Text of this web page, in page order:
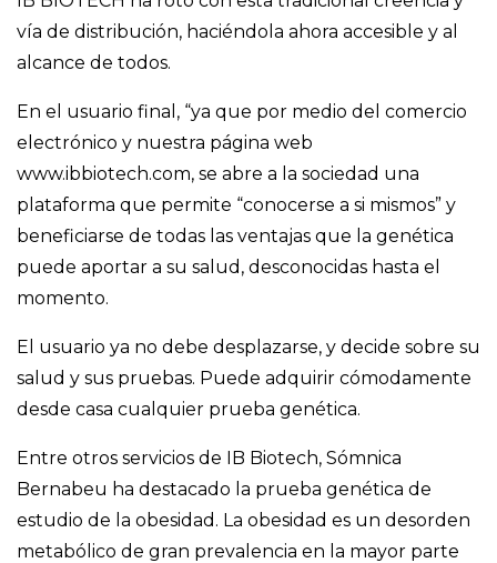
vía de distribución, haciéndola ahora accesible y al
alcance de todos.
En el usuario final, “ya que por medio del comercio
electrónico y nuestra página web
www.ibbiotech.com, se abre a la sociedad una
plataforma que permite “conocerse a si mismos” y
beneficiarse de todas las ventajas que la genética
puede aportar a su salud, desconocidas hasta el
momento.
El usuario ya no debe desplazarse, y decide sobre su
salud y sus pruebas. Puede adquirir cómodamente
desde casa cualquier prueba genética.
Entre otros servicios de IB Biotech, Sómnica
Bernabeu ha destacado la prueba genética de
estudio de la obesidad. La obesidad es un desorden
metabólico de gran prevalencia en la mayor parte